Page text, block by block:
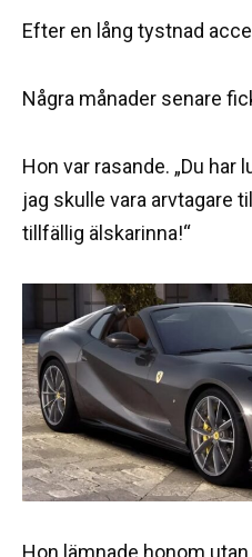
Efter en lång tystnad
Några månader senare
Hon var rasande. „Du
jag skulle vara arvtagare
tillfällig älskarinna!“
Hon lämnade honom